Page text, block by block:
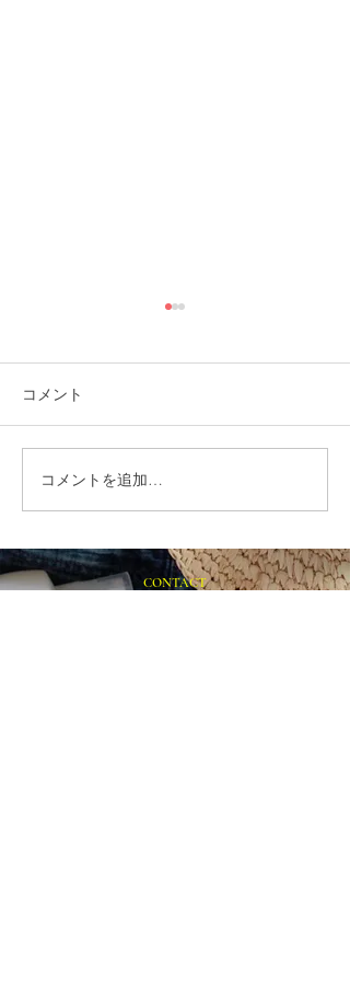
福岡市植物園「ときめき
ショップ」に出店してい
コメント
コメントを追加…
CONTACT